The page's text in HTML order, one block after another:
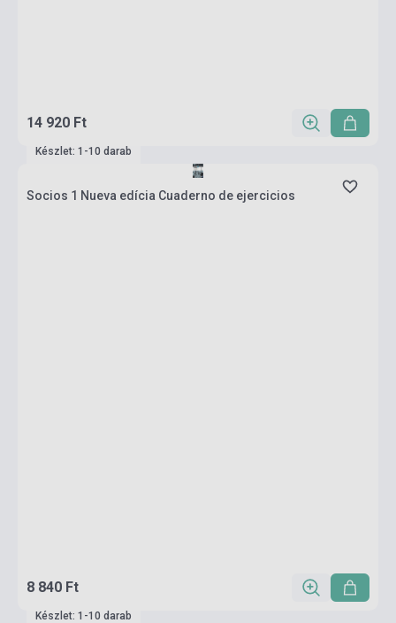
14 920 Ft
Készlet: 1-10 darab
Socios 1 Nueva edícia Cuaderno de ejercicios
8 840 Ft
Készlet: 1-10 darab